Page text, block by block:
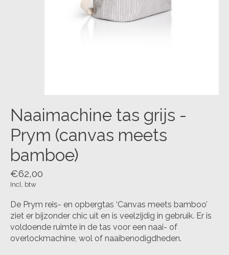
Naaimachine tas grijs -
Prym (canvas meets
bamboe)
€62,00
Incl. btw
De Prym reis- en opbergtas ‘Canvas meets bamboo’
ziet er bijzonder chic uit en is veelzijdig in gebruik. Er is
voldoende ruimte in de tas voor een naai- of
overlockmachine, wol of naaibenodigdheden.